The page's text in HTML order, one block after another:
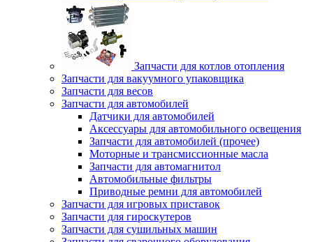
Запчасти для котлов отопления
Запчасти для вакуумного упаковщика
Запчасти для весов
Запчасти для автомобилей
Датчики для автомобилей
Аксессуары для автомобильного освещения
Запчасти для автомобилей (прочее)
Моторные и трансмиссионные масла
Запчасти для автомагнитол
Автомобильные фильтры
Приводные ремни для автомобилей
Запчасти для игровых приставок
Запчасти для гироскутеров
Запчасти для сушильных машин